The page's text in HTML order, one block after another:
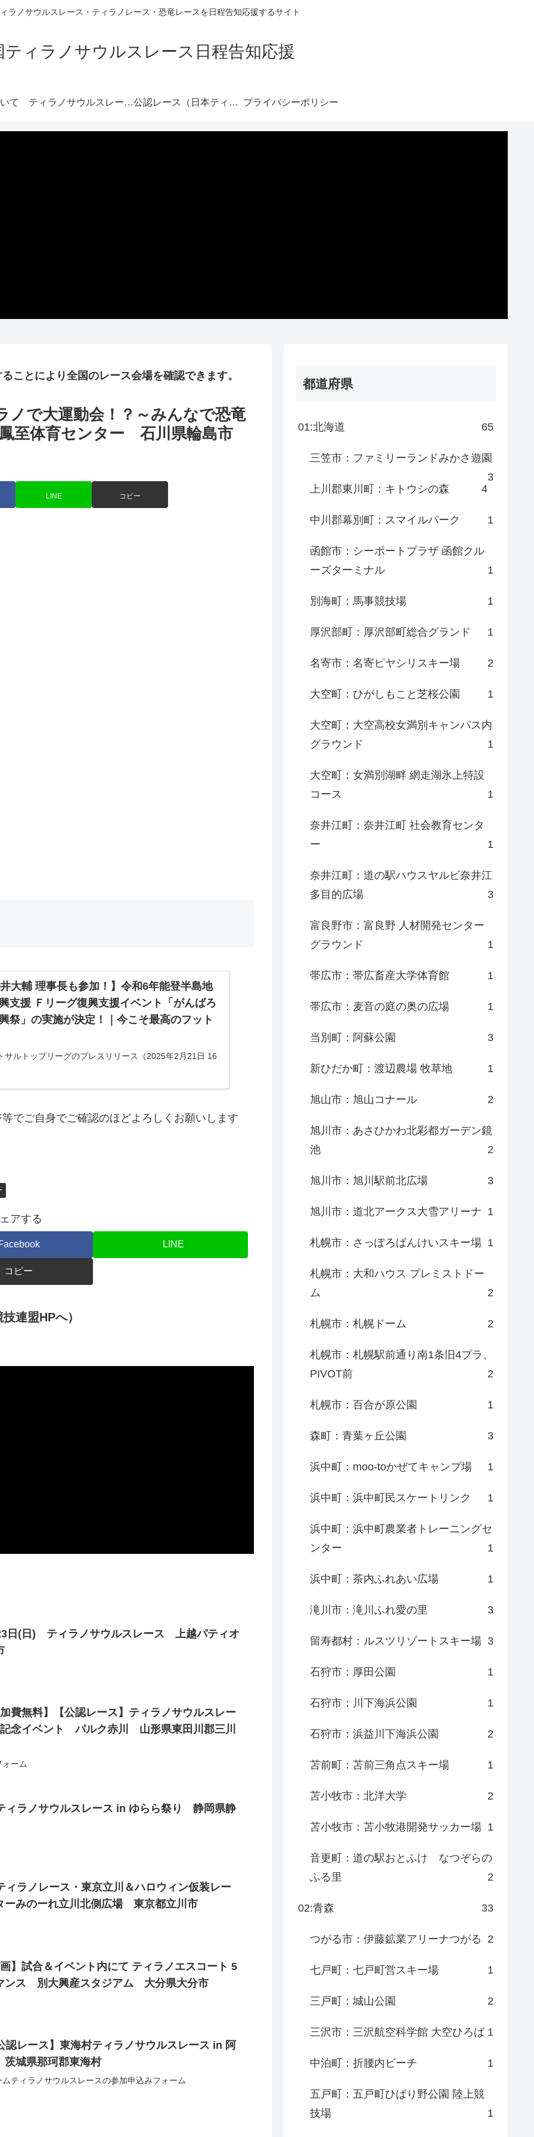
ラノサウルスレース・ティラノレース・恐竜レースを日程告知応援するサイト
ティラノサウルスレース日程告知応援
て ティラノサウルスレースとは 公認レース（日本ティラノ連） プライバシーポリシー
ことにより全国のレース会場を確認できます。
ノで大運動会！？～みんなで恐竜
至体育センター 石川県輪島市
LINE コピー
大輔 理事長も参加！】令和6年能登半島地
支援 Ｆリーグ復興支援イベント「がんばろ
祭」の実施が決定！｜今こそ最高のフット
サルトップリーグのプレスリリース（2025年2月21日 16
でご自身でご確認のほどよろしくお願いします
アする
LINE
コピー
連盟HPへ）
日(日) ティラノサウルスレース 上越パティオ
費無料】【公認レース】ティラノサウルスレー
念イベント パルク赤川 山形県東田川郡三川
ーム
ラノサウルスレース in ゆらら祭り 静岡県静
ラノレース・東京立川＆ハロウィン仮装レー
みのーれ立川北側広場 東京都立川市
】試合＆イベント内にて ティラノエスコート 5
ンス 別大興産スタジアム 大分県大分市
認レース】東海村ティラノサウルスレース in 阿
城県那珂郡東海村
ティラノサウルスレースの参加申込みフォーム
都道府県
01:北海道 65
三笠市：ファミリーランドみかさ遊園
3
上川郡東川町：キトウシの森
4
中川郡幕別町：スマイルパーク 1
函館市：シーポートプラザ 函館クル
ーズターミナル
1
別海町：馬事競技場 1
厚沢部町：厚沢部町総合グランド 1
名寄市：名寄ピヤシリスキー場 2
大空町：ひがしもこと芝桜公園 1
大空町：大空高校女満別キャンパス内
グラウンド
1
大空町：女満別湖畔 網走湖氷上特設
コース
1
奈井江町：奈井江町 社会教育センタ
ー
1
奈井江町：道の駅ハウスヤルビ奈井江
多目的広場
3
富良野市：富良野 人材開発センター
グラウンド
1
帯広市：帯広畜産大学体育館 1
帯広市：麦音の庭の奥の広場 1
当別町：阿蘇公園 3
新ひだか町：渡辺農場 牧草地 1
旭山市：旭山コナール 2
旭川市：あさひかわ北彩都ガーデン鏡
池
2
旭川市：旭川駅前北広場 3
旭川市：道北アークス大雪アリーナ 1
札幌市：さっぽろばんけいスキー場 1
札幌市：大和ハウス プレミストドー
ム
2
札幌市：札幌ドーム 2
札幌市：札幌駅前通り南1条旧4プラ、
PIVOT前
2
札幌市：百合が原公園 1
森町：青葉ヶ丘公園 3
浜中町：moo-toかぜてキャンプ場 1
浜中町：浜中町民スケートリンク 1
浜中町：浜中町農業者トレーニングセ
ンター
1
浜中町：茶内ふれあい広場 1
滝川市：滝川ふれ愛の里 3
留寿都村：ルスツリゾートスキー場 3
石狩市：厚田公園 1
石狩市：川下海浜公園 1
石狩市：浜益川下海浜公園 2
苫前町：苫前三角点スキー場 1
苫小牧市：北洋大学 2
苫小牧市：苫小牧港開発サッカー場 1
音更町：道の駅おとふけ なつぞらの
ふる里
2
02:青森 33
つがる市：伊藤鉱業アリーナつがる 2
七戸町：七戸町営スキー場 1
三戸町：城山公園 2
三沢市：三沢航空科学館 大空ひろば 1
中泊町：折腰内ビーチ 1
五戸町：五戸町ひばり野公園 陸上競
技場
1